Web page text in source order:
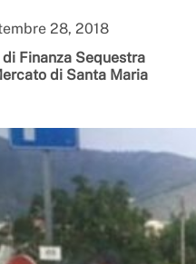
28, 2018
Finanza Sequestra
di Santa Maria